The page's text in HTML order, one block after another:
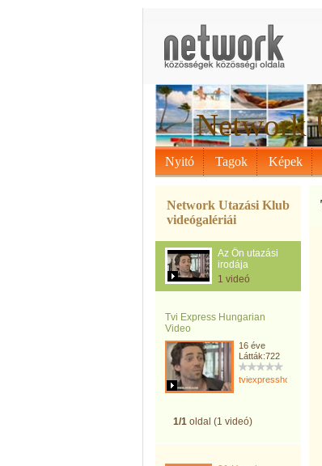
Network
Nyitó Tagok Képek
Network Utazási Klub
videógalériái
Az Ön utazási
irodája
1 videó
Tvi Express Hungarian
Video
16 éve
Látták:722
tviexpresshotels
1/1 oldal (1 videó)